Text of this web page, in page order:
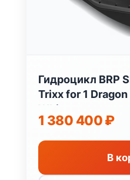
Гидроцикл BRP
Trixx for 1
White
1 380 400₽
В